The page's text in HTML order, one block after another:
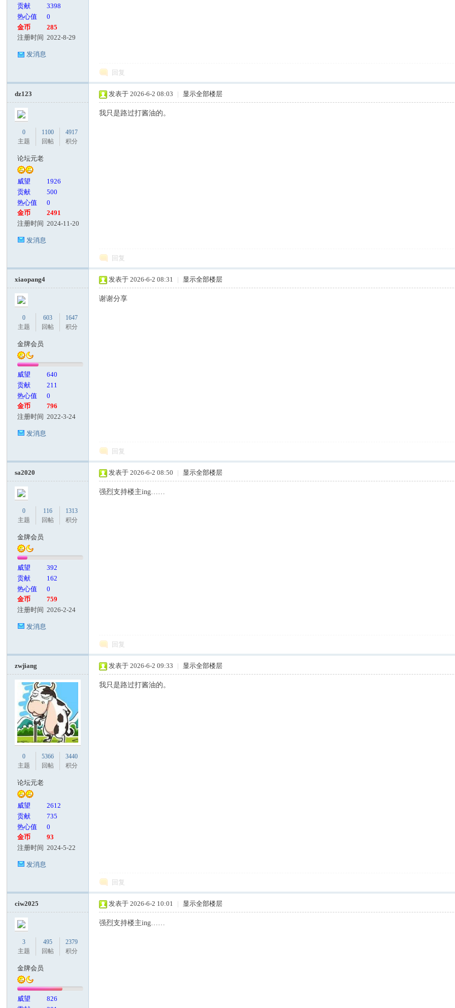
贡献
3398
热心值
0
金币
285
注册时间 2022-8-29
发消息
回复
dz123
0
主题
1100
回帖
4917
积分
论坛元老
威望
1926
贡献
500
热心值
0
金币
2491
注册时间 2024-11-20
发消息
发表于 2026-6-2 08:03 | 显示全部楼层
我只是路过打酱油的。
回复
xiaopang4
0
主题
603
回帖
1647
积分
金牌会员
威望
640
贡献
211
热心值
0
金币
796
注册时间 2022-3-24
发消息
发表于 2026-6-2 08:31 | 显示全部楼层
谢谢分享
回复
sa2020
0
主题
116
回帖
1313
积分
金牌会员
威望
392
贡献
162
热心值
0
金币
759
注册时间 2026-2-24
发消息
发表于 2026-6-2 08:50 | 显示全部楼层
强烈支持楼主ing……
回复
zwjiang
0
主题
5366
回帖
3440
积分
论坛元老
威望
2612
贡献
735
热心值
0
金币
93
注册时间 2024-5-22
发消息
发表于 2026-6-2 09:33 | 显示全部楼层
我只是路过打酱油的。
回复
ciw2025
3
主题
495
回帖
2379
积分
金牌会员
威望
826
发表于 2026-6-2 10:01 | 显示全部楼层
强烈支持楼主ing……